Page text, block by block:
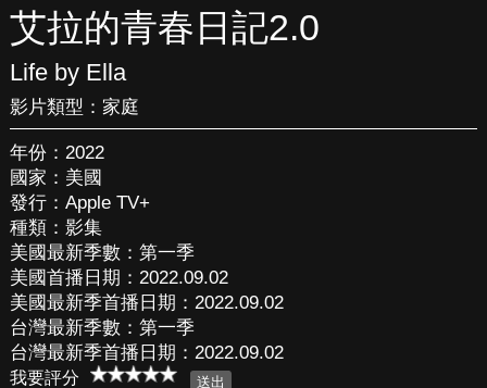
艾拉的青春日記2.0
Life by Ella
影片類型： 家庭
年份：2022
國家：美國
發行：Apple TV+
種類：影集
美國最新季數：第一季
美國首播日期：2022.09.02
美國最新季首播日期：2022.09.02
台灣最新季數：第一季
台灣最新季首播日期：2022.09.02
我要評分